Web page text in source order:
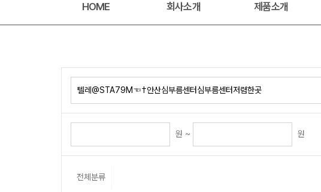
HOME 회사소개 제품소개
원 ~ 원
전체분류